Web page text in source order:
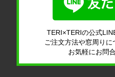
TERI×TERIの公式
ご注文方法や窓周り
お気軽にお問